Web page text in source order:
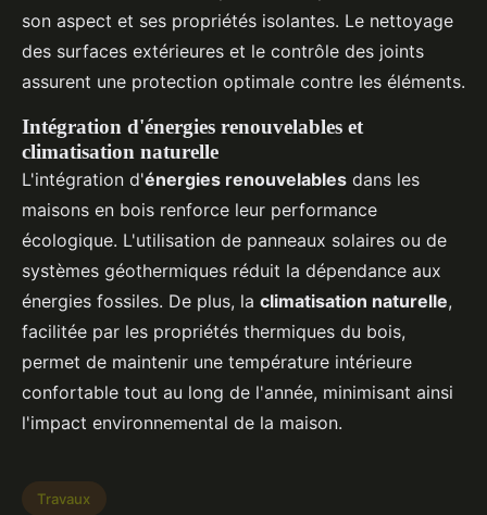
son aspect et ses propriétés isolantes. Le nettoyage
des surfaces extérieures et le contrôle des joints
assurent une protection optimale contre les éléments.
Intégration d'énergies renouvelables et
climatisation naturelle
L'intégration d'énergies renouvelables dans les
maisons en bois renforce leur performance
écologique. L'utilisation de panneaux solaires ou de
systèmes géothermiques réduit la dépendance aux
énergies fossiles. De plus, la climatisation naturelle,
facilitée par les propriétés thermiques du bois,
permet de maintenir une température intérieure
confortable tout au long de l'année, minimisant ainsi
l'impact environnemental de la maison.
Travaux